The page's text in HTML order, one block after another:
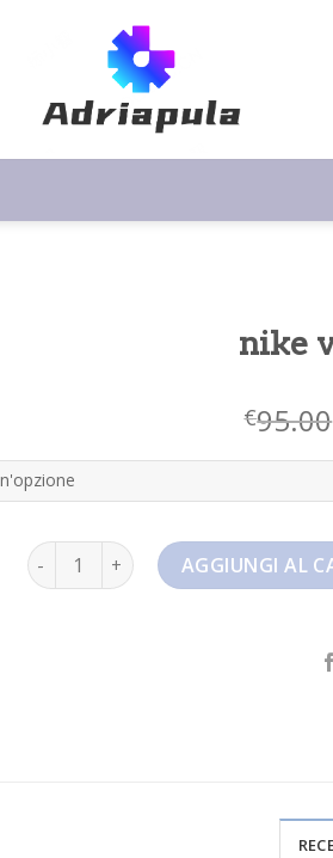
nike
€95.00
nike vintage quantitàAGGIUNGI AL